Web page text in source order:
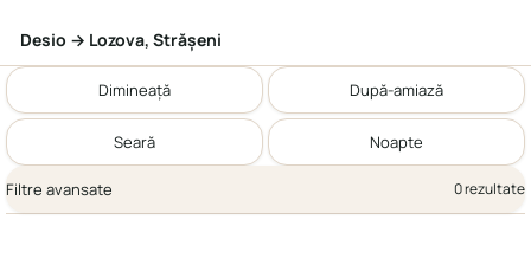
Desio → Lozova, Străşeni
Dimineață După-amiază
Seară Noapte
Filtre avansate 0 rezultate